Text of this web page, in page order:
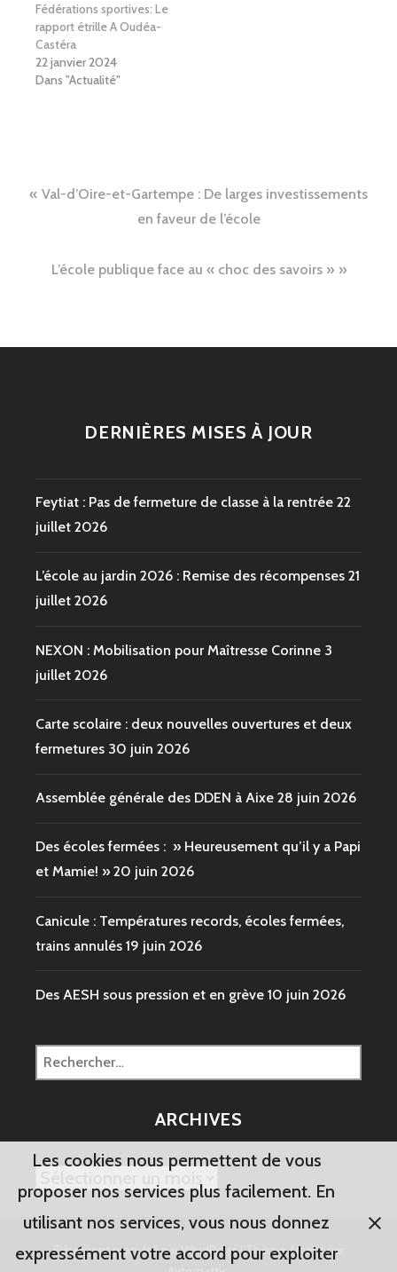
Fédérations sportives: Le
rapport étrille A Oudéa-
Castéra
22 janvier 2024
Dans "Actualité"
Navigation
l’article
Val-d’Oire-et-Gartempe : De larges investissements
en faveur de l’école
L’école publique face au « choc des savoirs »
DERNIÈRES MISES À JOUR
Feytiat : Pas de fermeture de classe à la rentrée 22
juillet 2026
L’école au jardin 2026 : Remise des récompenses 21
juillet 2026
NEXON : Mobilisation pour Maîtresse Corinne 3
juillet 2026
Carte scolaire : deux nouvelles ouvertures et deux
fermetures 30 juin 2026
Assemblée générale des DDEN à Aixe 28 juin 2026
Des écoles fermées : » Heureusement qu’il y a Papi
et Mamie! » 20 juin 2026
Canicule : Températures records, écoles fermées,
trains annulés 19 juin 2026
Des AESH sous pression et en grève 10 juin 2026
Rechercher :
ARCHIVES
Fièrement propulsé par WordPress |Thème Argent par
Les cookies nous permettent de vous
proposer nos services plus facilement. En
utilisant nos services, vous nous donnez
expressément votre accord pour exploiter